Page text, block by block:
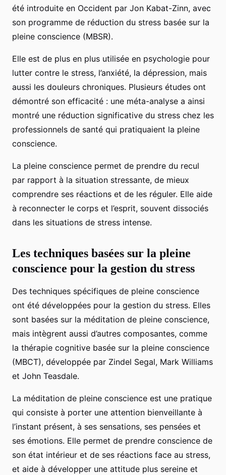
été introduite en Occident par Jon Kabat-Zinn, avec
son programme de réduction du stress basée sur la
pleine conscience (MBSR).
Elle est de plus en plus utilisée en psychologie pour
lutter contre le stress, l’anxiété, la dépression, mais
aussi les douleurs chroniques. Plusieurs études ont
démontré son efficacité : une méta-analyse a ainsi
montré une réduction significative du stress chez les
professionnels de santé qui pratiquaient la pleine
conscience.
La pleine conscience permet de prendre du recul
par rapport à la situation stressante, de mieux
comprendre ses réactions et de les réguler. Elle aide
à reconnecter le corps et l’esprit, souvent dissociés
dans les situations de stress intense.
Les techniques basées sur la pleine
conscience pour la gestion du stress
Des techniques spécifiques de pleine conscience
ont été développées pour la gestion du stress. Elles
sont basées sur la méditation de pleine conscience,
mais intègrent aussi d’autres composantes, comme
la thérapie cognitive basée sur la pleine conscience
(MBCT), développée par Zindel Segal, Mark Williams
et John Teasdale.
La méditation de pleine conscience est une pratique
qui consiste à porter une attention bienveillante à
l’instant présent, à ses sensations, ses pensées et
ses émotions. Elle permet de prendre conscience de
son état intérieur et de ses réactions face au stress,
et aide à développer une attitude plus sereine et